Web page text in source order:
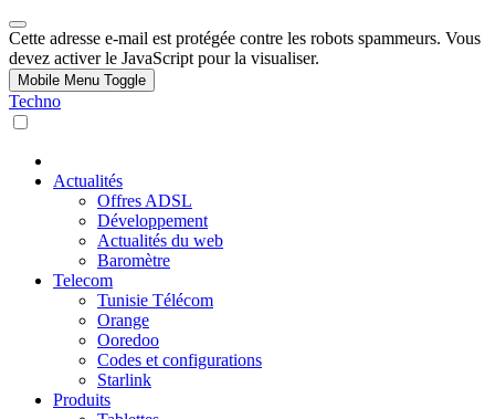
Cette adresse e-mail est protégée contre les robots spammeurs. Vous
devez activer le JavaScript pour la visualiser.
Mobile Menu Toggle
Techno
Actualités
Offres ADSL
Développement
Actualités du web
Baromètre
Telecom
Tunisie Télécom
Orange
Ooredoo
Codes et configurations
Starlink
Produits